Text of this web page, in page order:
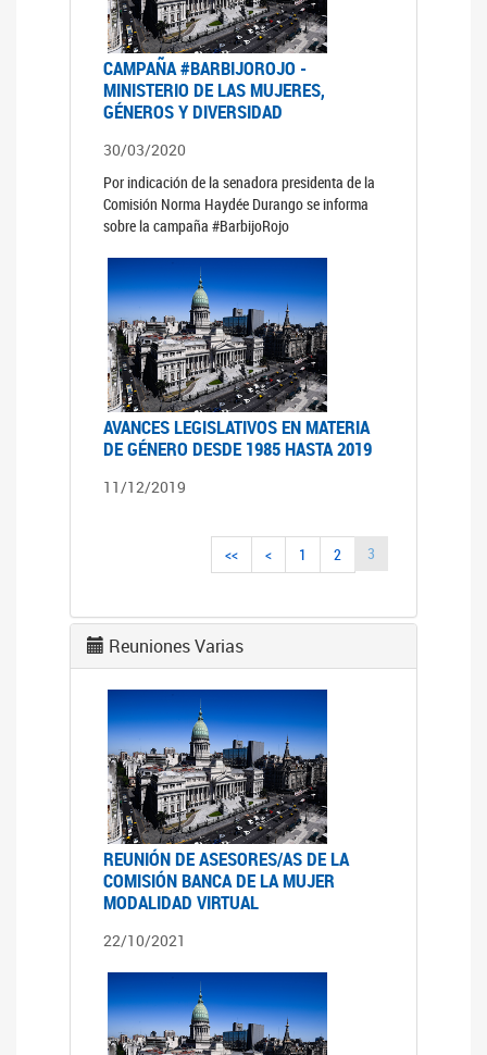
CAMPAÑA #BARBIJOROJO -
MINISTERIO DE LAS MUJERES,
GÉNEROS Y DIVERSIDAD
30/03/2020
Por indicación de la senadora presidenta de la
Comisión Norma Haydée Durango se informa
sobre la campaña #BarbijoRojo
AVANCES LEGISLATIVOS EN MATERIA
DE GÉNERO DESDE 1985 HASTA 2019
11/12/2019
<< < 1 2 3
Reuniones Varias
REUNIÓN DE ASESORES/AS DE LA
COMISIÓN BANCA DE LA MUJER
MODALIDAD VIRTUAL
22/10/2021